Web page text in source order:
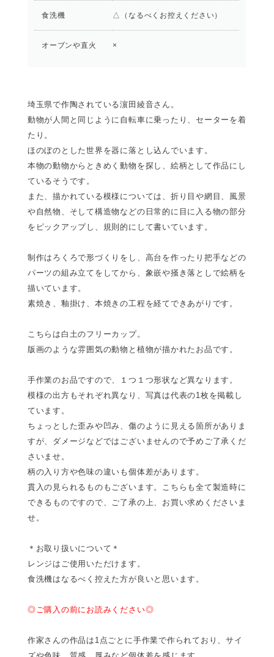
食洗機 △（なるべくお控えください）
オーブンや直火 ×
埼玉県で作陶されている濵田綾音さん。
動物が人間と同じように自転車に乗ったり、セーターを着
たり。
ほのぼのとした世界を器に落とし込んでいます。
本物の動物からときめく動物を探し、絵柄として作品にし
ているそうです。
また、描かれている模様については、折り目や網目、風景
や自然物、そして構造物などの日常的に目に入る物の部分
をピックアップし、規則的にして書いています。
制作はろくろで形づくりをし、高台を作ったり把手などの
パーツの組み立てをしてから、象嵌や掻き落としで絵柄を
描いています。
素焼き、釉掛け、本焼きの工程を経てできあがりです。
こちらは白土のフリーカップ。
版画のような雰囲気の動物と植物が描かれたお品です。
手作業のお品ですので、１つ１つ形状など異なります。
模様の出方もそれぞれ異なり、写真は代表の1枚を掲載し
ています。
ちょっとした歪みや凹み、傷のように見える箇所がありま
すが、ダメージなどではございませんので予めご了承くだ
さいませ。
柄の入り方や色味の違いも個体差があります。
貫入の見られるものもございます。こちらも全て製造時に
できるものですので、ご了承の上、お買い求めくださいま
せ。
＊お取り扱いについて＊
レンジはご使用いただけます。
食洗機はなるべく控えた方が良いと思います。
◎ご購入の前にお読みください◎
作家さんの作品は1点ごとに手作業で作られており、サイ